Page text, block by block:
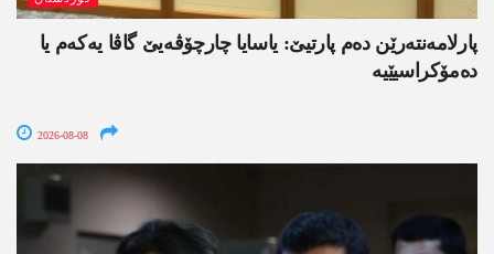
پارلامەنتەرێن دەم پارتیێ: یاسایا چارچۆڤەیێ گاڤا یەکەم یا
دەمۆکراسیێیە
2026-08-08